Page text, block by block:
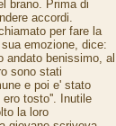
brano. Prima di
accordi.
per fare la
emozione, dice:
andato benissimo, al
sono stati
e poi e' stato
tosto''. Inutile
la loro